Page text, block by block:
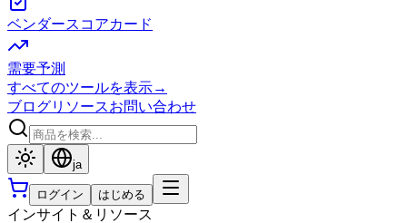
ベンダースコアカード
需要予測
すべてのツールを表示→
ブログリソースお問い合わせ
ja
ログイン はじめる
インサイト＆リソース